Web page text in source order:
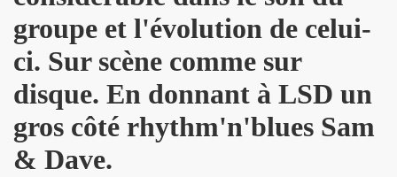
groupe et l'évolution de celui-
ci. Sur scène comme sur
disque. En donnant à LSD un
gros côté rhythm'n'blues Sam
& Dave.
en 1996 de l album "MARIE FRANCE" (paru en 1997)
par la journaliste ALIAS dans "Presto".
BIJOU (Vincent Palmer, Philippe Dauga, Dynamite Yan,
du "Aseptise Tour") + IZAE, le 6 juin 2024 au Casino